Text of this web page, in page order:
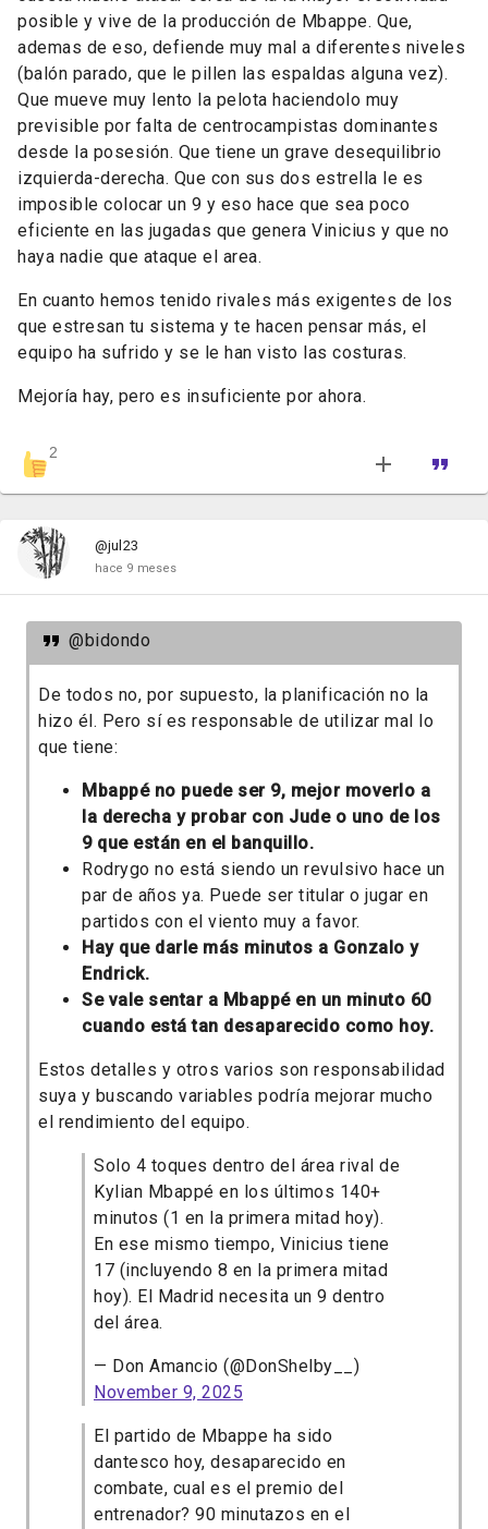
posible y vive de la producción de Mbappe. Que,
ademas de eso, defiende muy mal a diferentes niveles
(balón parado, que le pillen las espaldas alguna vez).
Que mueve muy lento la pelota haciendolo muy
previsible por falta de centrocampistas dominantes
desde la posesión. Que tiene un grave desequilibrio
izquierda-derecha. Que con sus dos estrella le es
imposible colocar un 9 y eso hace que sea poco
eficiente en las jugadas que genera Vinicius y que no
haya nadie que ataque el area.
En cuanto hemos tenido rivales más exigentes de los
que estresan tu sistema y te hacen pensar más, el
equipo ha sufrido y se le han visto las costuras.
Mejoría hay, pero es insuficiente por ahora.
2
@jul23
hace 9 meses
@bidondo
De todos no, por supuesto, la planificación no la
hizo él. Pero sí es responsable de utilizar mal lo
que tiene:
Mbappé no puede ser 9, mejor moverlo a
la derecha y probar con Jude o uno de los
9 que están en el banquillo.
Rodrygo no está siendo un revulsivo hace un
par de años ya. Puede ser titular o jugar en
partidos con el viento muy a favor.
Hay que darle más minutos a Gonzalo y
Endrick.
Se vale sentar a Mbappé en un minuto 60
cuando está tan desaparecido como hoy.
Estos detalles y otros varios son responsabilidad
suya y buscando variables podría mejorar mucho
el rendimiento del equipo.
Solo 4 toques dentro del área rival de
Kylian Mbappé en los últimos 140+
minutos (1 en la primera mitad hoy).
En ese mismo tiempo, Vinicius tiene
17 (incluyendo 8 en la primera mitad
hoy). El Madrid necesita un 9 dentro
del área.
— Don Amancio (@DonShelby__)
November 9, 2025
El partido de Mbappe ha sido
dantesco hoy, desaparecido en
combate, cual es el premio del
entrenador? 90 minutazos en el